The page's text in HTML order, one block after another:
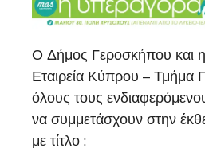
Ο Δήμος Γεροσκήπου και
Εταιρεία Κύπρου – Τμήμα
όλους τους
να συμμετάσχουν στην
με τίτλο :